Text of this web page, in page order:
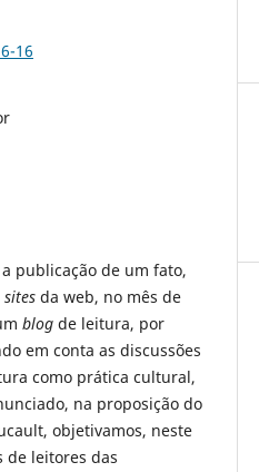
16
publicação de um fato,
sites da web, no mês de
blog de leitura, por
em conta as discussões
como prática cultural,
na proposição do
objetivamos, neste
de leitores das